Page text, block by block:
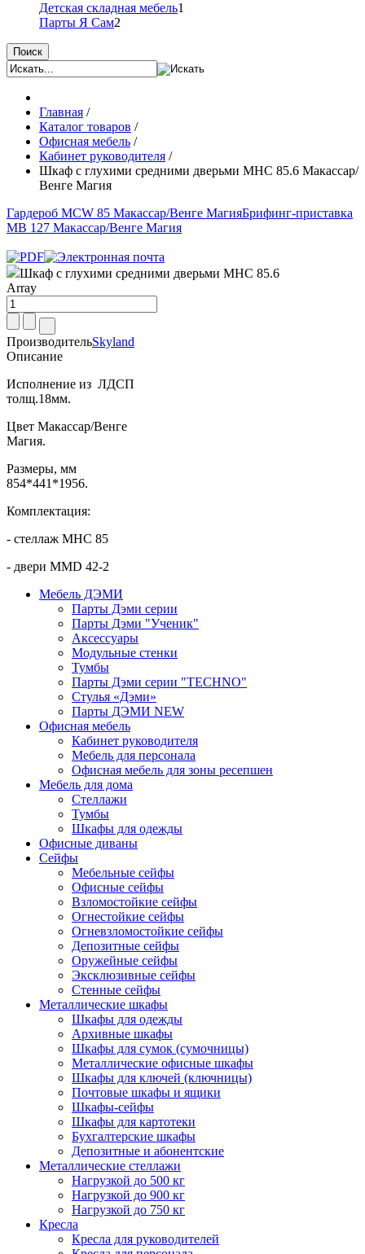
Детская складная мебель1
Парты Я Сам2
Поиск
Главная /
Каталог товаров /
Офисная мебель /
Кабинет руководителя /
Шкаф с глухими средними дверьми MHC 85.6 Макассар/
Венге Магия
Гардероб MCW 85 Макассар/Венге МагияБрифинг-приставка
MB 127 Макассар/Венге Магия
Шкаф с глухими средними дверьми MHC 85.6
Array
ПроизводительSkyland
Описание
Исполнение из ЛДСП
толщ.18мм.
Цвет Макассар/Венге
Магия.
Размеры, мм
854*441*1956.
Комплектация:
- стеллаж MHC 85
- двери MMD 42-2
Мебель ДЭМИ
Парты Дэми серии
Парты Дэми "Ученик"
Аксессуары
Модульные стенки
Тумбы
Парты Дэми серии "TECHNO"
Стулья «Дэми»
Парты ДЭМИ NEW
Офисная мебель
Кабинет руководителя
Мебель для персонала
Офисная мебель для зоны ресепшен
Мебель для дома
Стеллажи
Тумбы
Шкафы для одежды
Офисные диваны
Сейфы
Мебельные сейфы
Офисные сейфы
Взломостойкие сейфы
Огнестойкие сейфы
Огневзломостойкие сейфы
Депозитные сейфы
Оружейные сейфы
Эксклюзивные сейфы
Стенные сейфы
Металлические шкафы
Шкафы для одежды
Архивные шкафы
Шкафы для сумок (сумочницы)
Металлические офисные шкафы
Шкафы для ключей (ключницы)
Почтовые шкафы и ящики
Шкафы-сейфы
Шкафы для картотеки
Бухгалтерские шкафы
Депозитные и абонентские
Металлические стеллажи
Нагрузкой до 500 кг
Нагрузкой до 900 кг
Нагрузкой до 750 кг
Кресла
Кресла для руководителей